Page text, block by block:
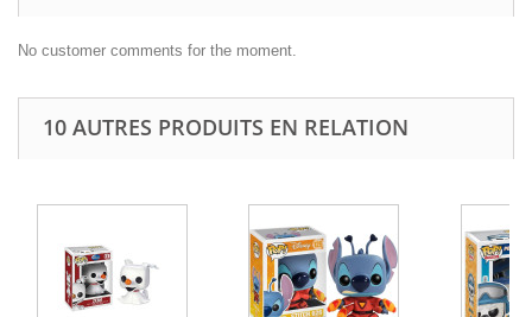
No customer comments for the moment.
10 AUTRES PRODUITS EN RELATION